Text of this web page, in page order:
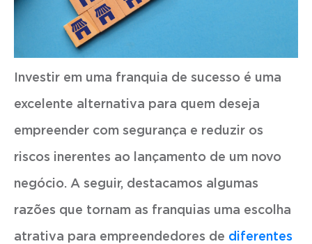
Investir em uma franquia de sucesso é uma
excelente alternativa para quem deseja
empreender com segurança e reduzir os
riscos inerentes ao lançamento de um novo
negócio. A seguir, destacamos algumas
razões que tornam as franquias uma escolha
atrativa para empreendedores de diferentes